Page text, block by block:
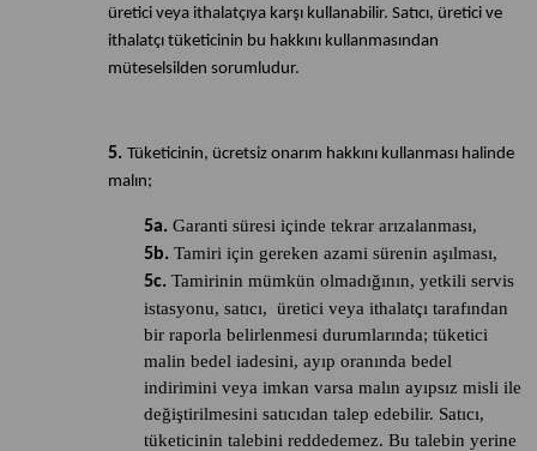
üretici veya ithalatçıya karşı kullanabilir. Satıcı, üretici ve
ithalatçı tüketicinin bu hakkını kullanmasından
müteselsilden sorumludur.
5. Tüketicinin, ücretsiz onarım hakkını kullanması halinde
malın;
5a. Garanti süresi içinde tekrar arızalanması,
5b. Tamiri için gereken azami sürenin aşılması,
5c. Tamirinin mümkün olmadığının, yetkili servis
istasyonu, satıcı, üretici veya ithalatçı tarafından
bir raporla belirlenmesi durumlarında; tüketici
malin bedel iadesini, ayıp oranında bedel
indirimini veya imkan varsa malın ayıpsız misli ile
değiştirilmesini satıcıdan talep edebilir. Satıcı,
tüketicinin talebini reddedemez. Bu talebin yerine